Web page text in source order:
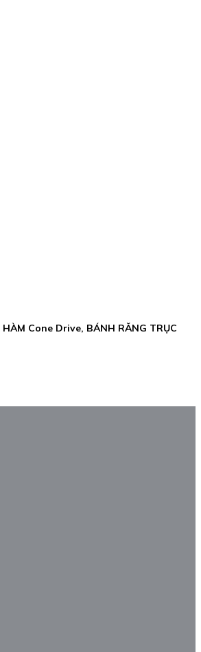
Cone Drive, BÁNH RĂNG TRỤC